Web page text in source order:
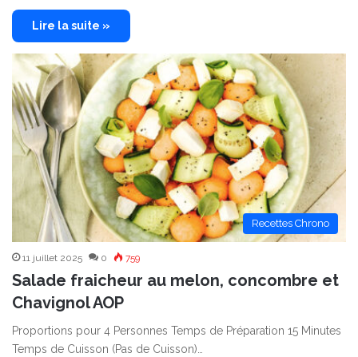
Lire la suite »
Recettes Chrono
11 juillet 2025 0 759
Salade fraicheur au melon, concombre et
Chavignol AOP
Proportions pour 4 Personnes Temps de Préparation 15 Minutes
Temps de Cuisson (Pas de Cuisson)…